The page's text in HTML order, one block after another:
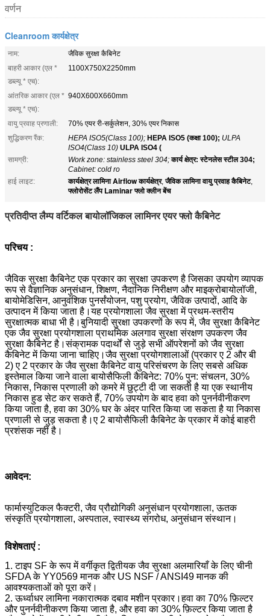
वर्णन
Cleanroom कार्यक्षेत्र
नाम:
जैविक सुरक्षा कैबिनेट
बाहरी आकार (एल *
डब्ल्यू * एच):
1100X750X2250mm
आंतरिक आकार (एल *
डब्ल्यू * एच):
940X600X660mm
वायु प्रवाह प्रणाली:
70% एयर री-सर्कुलेशन, 30% एयर निकास
शुद्धिकरण रैंक:
HEPA ISO5(Class 100); HEPA ISO5 (कक्षा 100); ULPA
ISO4(Class 10) ULPA ISO4 (
सामग्री:
Work zone: stainless steel 304; कार्य क्षेत्र: स्टेनलेस स्टील 304;
Cabinet: cold ro
हाई लाइट:
कार्यक्षेत्र लामिना Airflow कार्यक्षेत्र,जैविक लामिना वायु प्रवाह कैबिनेट,
फ्लोरोसेंट लैंप Laminar फ्लो क्लीन बेंच
प्रतिदीप्त लैम्प वर्टिकल बायोलॉजिकल लामिनर एयर फ्लो कैबिनेट
परिचय :
जैविक सुरक्षा कैबिनेट एक प्रकार का सुरक्षा उपकरण है जिसका उपयोग व्यापक
रूप से वैज्ञानिक अनुसंधान, शिक्षण, नैदानिक ​​निरीक्षण और माइक्रोबायोलॉजी,
बायोमेडिसिन, आनुवंशिक पुनर्संयोजन, पशु प्रयोग, जैविक उत्पादों, आदि के
उत्पादन में किया जाता है।यह प्रयोगशाला जैव सुरक्षा में प्रथम-स्तरीय
सुरक्षात्मक बाधा भी है।बुनियादी सुरक्षा उपकरणों के रूप में, जैव सुरक्षा कैबिनेट
एक जैव सुरक्षा प्रयोगशाला प्राथमिक अलगाव सुरक्षा संरक्षण उपकरण जैव
सुरक्षा कैबिनेट है।संक्रामक पदार्थों से जुड़े सभी ऑपरेशनों को जैव सुरक्षा
कैबिनेट में किया जाना चाहिए।जैव सुरक्षा प्रयोगशालाओं (प्रकार ए 2 और बी
2) ए 2 प्रकार के जैव सुरक्षा कैबिनेट वायु परिसंचरण के लिए सबसे अधिक
इस्तेमाल किया जाने वाला बायोसैफिली कैबिनेट: 70% पुन: संचलन, 30%
निकास, निकास प्रणाली को कमरे में छुट्टी दी जा सकती है या एक स्थानीय
निकास हुड सेट कर सकते हैं, 70% उपयोग के बाद हवा को पुनर्नवीनीकरण
किया जाता है, हवा का 30% घर के अंदर पारित किया जा सकता है या निकास
प्रणाली से जुड़ सकता है।ए 2 बायोसैफिली कैबिनेट के प्रकार में कोई बाहरी
प्रशंसक नहीं है।
आवेदन:
फार्मास्युटिकल फैक्टरी, जैव प्रौद्योगिकी अनुसंधान प्रयोगशाला, ऊतक
संस्कृति प्रयोगशाला, अस्पताल, स्वास्थ्य संगरोध, अनुसंधान संस्थान।
विशेषताएं :
1. टाइप SF के रूप में वर्गीकृत द्वितीयक जैव सुरक्षा अलमारियाँ के लिए चीनी
SFDA के YY0569 मानक और US NSF / ANSI49 मानक की
आवश्यकताओं को पूरा करें।
2. ऊर्ध्वाधर लामिना नकारात्मक दबाव मशीन प्रकार।हवा का 70% फ़िल्टर
और पुनर्नवीनीकरण किया जाता है, और हवा का 30% फ़िल्टर किया जाता है